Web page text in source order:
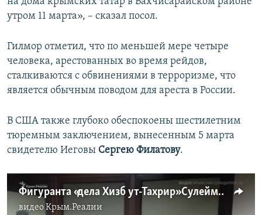
утром 11 марта», – сказал посол.
Гилмор отметил, что по меньшей мере четыре
человека, арестованных во время рейдов,
сталкиваются с обвинениями в терроризме, что
является обычным поводом для ареста в России.
В США также глубоко обеспокоены шестилетним
тюремным заключением, вынесенным 5 марта
свидетелю Иеговы Сергею Филатову.
Фигуранта «дела Хизб ут-Тахрир» Сулейманова суд в Крыму отправил под домашний арест (видео)
видеоКрым.Реалии